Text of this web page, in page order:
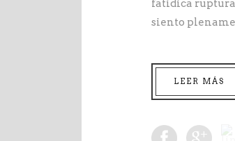
fatídica
siento
LEER MÁS